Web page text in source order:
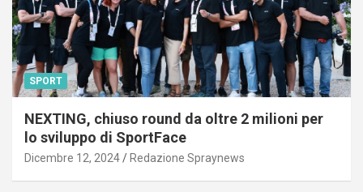
SPORT
NEXTING, chiuso round da oltre 2 milioni per
lo sviluppo di SportFace
Dicembre 12, 2024 Redazione Spraynews